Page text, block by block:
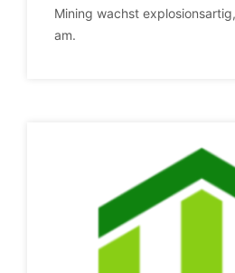
Mining wachst
am.